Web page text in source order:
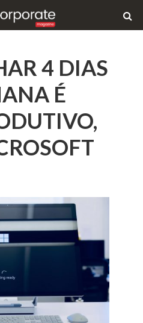
4 DIAS
É